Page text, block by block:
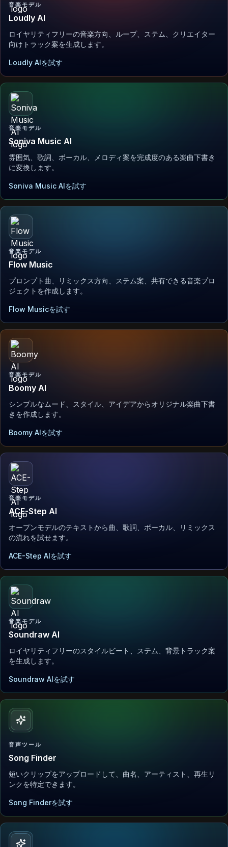
音楽モデル
Loudly AI
ロイヤリティフリーの音楽方向、ループ、ステム、クリエイター
向けトラック案を生成します。
Loudly AIを試す
音楽モデル
Soniva Music AI
雰囲気、歌詞、ボーカル、メロディ案を完成度のある楽曲下書き
に変換します。
Soniva Music AIを試す
音楽モデル
Flow Music
プロンプト曲、リミックス方向、ステム案、共有できる音楽プロ
ジェクトを作成します。
Flow Musicを試す
音楽モデル
Boomy AI
シンプルなムード、スタイル、アイデアからオリジナル楽曲下書
きを作成します。
Boomy AIを試す
音楽モデル
ACE-Step AI
オープンモデルのテキストから曲、歌詞、ボーカル、リミックス
の流れを試せます。
ACE-Step AIを試す
音楽モデル
Soundraw AI
ロイヤリティフリーのスタイルビート、ステム、背景トラック案
を生成します。
Soundraw AIを試す
音声ツール
Song Finder
短いクリップをアップロードして、曲名、アーティスト、再生リ
ンクを特定できます。
Song Finderを試す